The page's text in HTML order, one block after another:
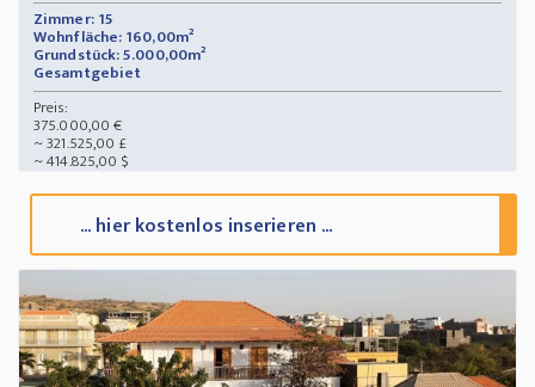
Zimmer: 15
Wohnfläche: 160,00m²
Grundstück: 5.000,00m²
Gesamtgebiet
Preis:
375.000,00 €
~ 321.525,00 £
~ 414.825,00 $
... hier kostenlos inserieren ...